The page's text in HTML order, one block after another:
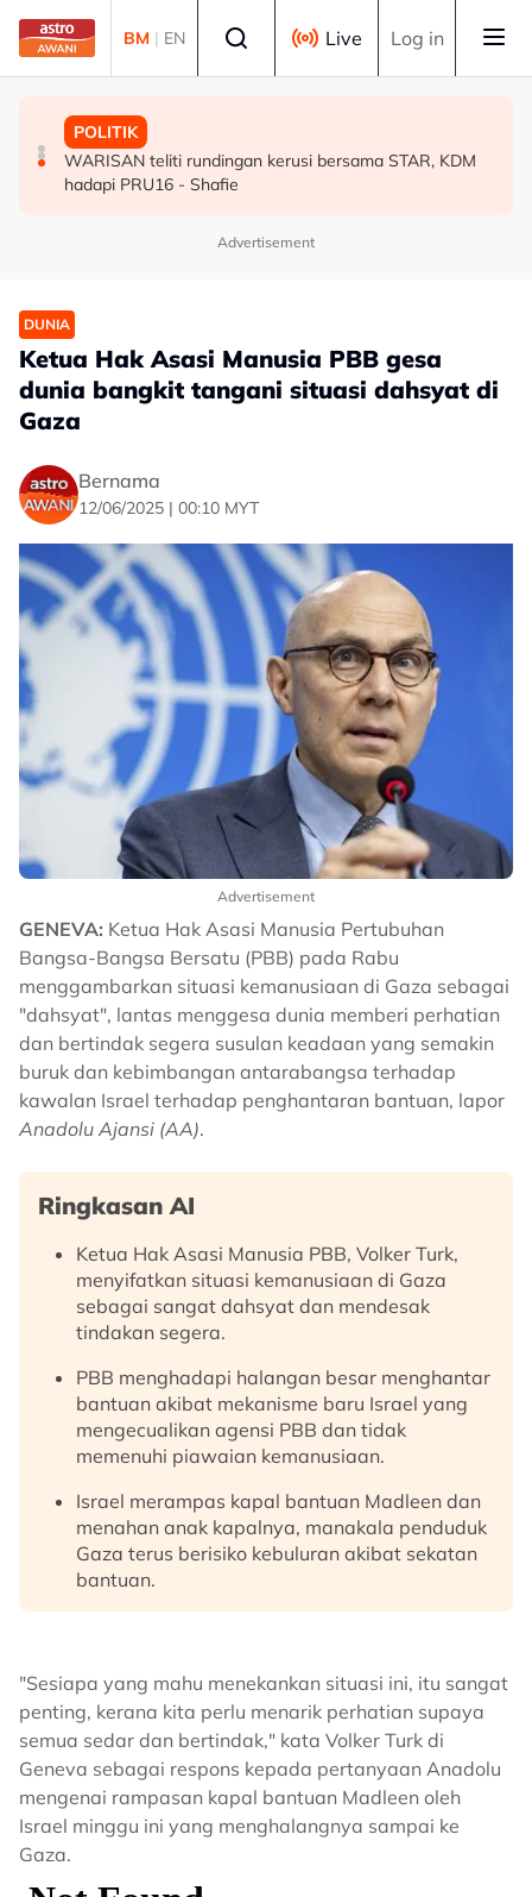
Skip to main content
BM | EN Live Log in
MALAYSIA
Peranan bapa dalam kalangan anggota ATM perlu terus
diperkasa - Dr Wan Azizah
MALAYSIA
Akar reput, rongga pada pangkal punca pokok tumbang
- MBPP
POLITIK
WARISAN teliti rundingan kerusi bersama STAR, KDM
hadapi PRU16 - Shafie
Advertisement
DUNIA
Ketua Hak Asasi Manusia PBB gesa
dunia bangkit tangani situasi dahsyat di
Gaza
Bernama
12/06/2025 | 00:10 MYT
Advertisement
GENEVA: Ketua Hak Asasi Manusia Pertubuhan
Bangsa-Bangsa Bersatu (PBB) pada Rabu
menggambarkan situasi kemanusiaan di Gaza sebagai
"dahsyat", lantas menggesa dunia memberi perhatian
dan bertindak segera susulan keadaan yang semakin
buruk dan kebimbangan antarabangsa terhadap
kawalan Israel terhadap penghantaran bantuan, lapor
Anadolu Ajansi (AA).
Ringkasan AI
Ketua Hak Asasi Manusia PBB, Volker Turk,
menyifatkan situasi kemanusiaan di Gaza
sebagai sangat dahsyat dan mendesak
tindakan segera.
PBB menghadapi halangan besar menghantar
bantuan akibat mekanisme baru Israel yang
mengecualikan agensi PBB dan tidak
memenuhi piawaian kemanusiaan.
Israel merampas kapal bantuan Madleen dan
menahan anak kapalnya, manakala penduduk
Gaza terus berisiko kebuluran akibat sekatan
bantuan.
"Sesiapa yang mahu menekankan situasi ini, itu sangat
penting, kerana kita perlu menarik perhatian supaya
semua sedar dan bertindak," kata Volker Turk di
Geneva sebagai respons kepada pertanyaan Anadolu
mengenai rampasan kapal bantuan Madleen oleh
Israel minggu ini yang menghalangnya sampai ke
Gaza.